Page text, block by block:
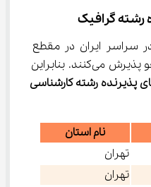
رشته گرافیک
زیادی در سراسر ایران در مقطع
کارشناسی رشته گرافیک دانشجو پذیرش می‌کنند. بنابراین
پذیرنده رشته کارشناسی
نام استان
تهران
تهران